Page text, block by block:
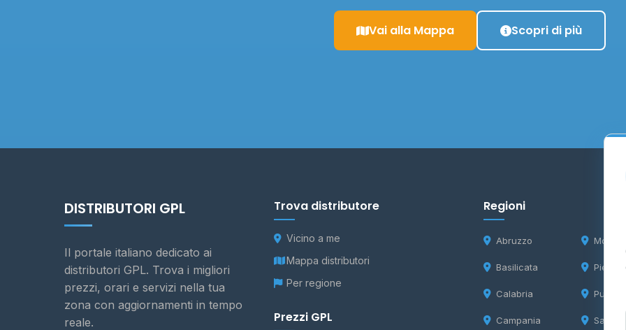
Vai alla Mappa Scopri di più
DISTRIBUTORI GPL
Il portale italiano dedicato ai
distributori GPL. Trova i migliori
prezzi, orari e servizi nella tua
zona con aggiornamenti in tempo
reale.
Trova distributore
Vicino a me
Mappa distributori
Per regione
Prezzi GPL
Regioni
Abruzzo
Basilicata
Calabria
Campania
Molise
Puglia